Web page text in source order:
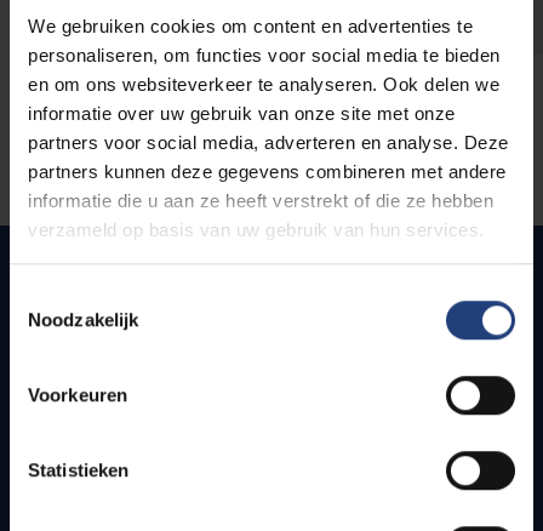
We gebruiken cookies om content en advertenties te
personaliseren, om functies voor social media te bieden
en om ons websiteverkeer te analyseren. Ook delen we
informatie over uw gebruik van onze site met onze
partners voor social media, adverteren en analyse. Deze
partners kunnen deze gegevens combineren met andere
informatie die u aan ze heeft verstrekt of die ze hebben
verzameld op basis van uw gebruik van hun services.
Noodzakelijk
Voorkeuren
Statistieken
Quick links
How to get to the VUB campuses